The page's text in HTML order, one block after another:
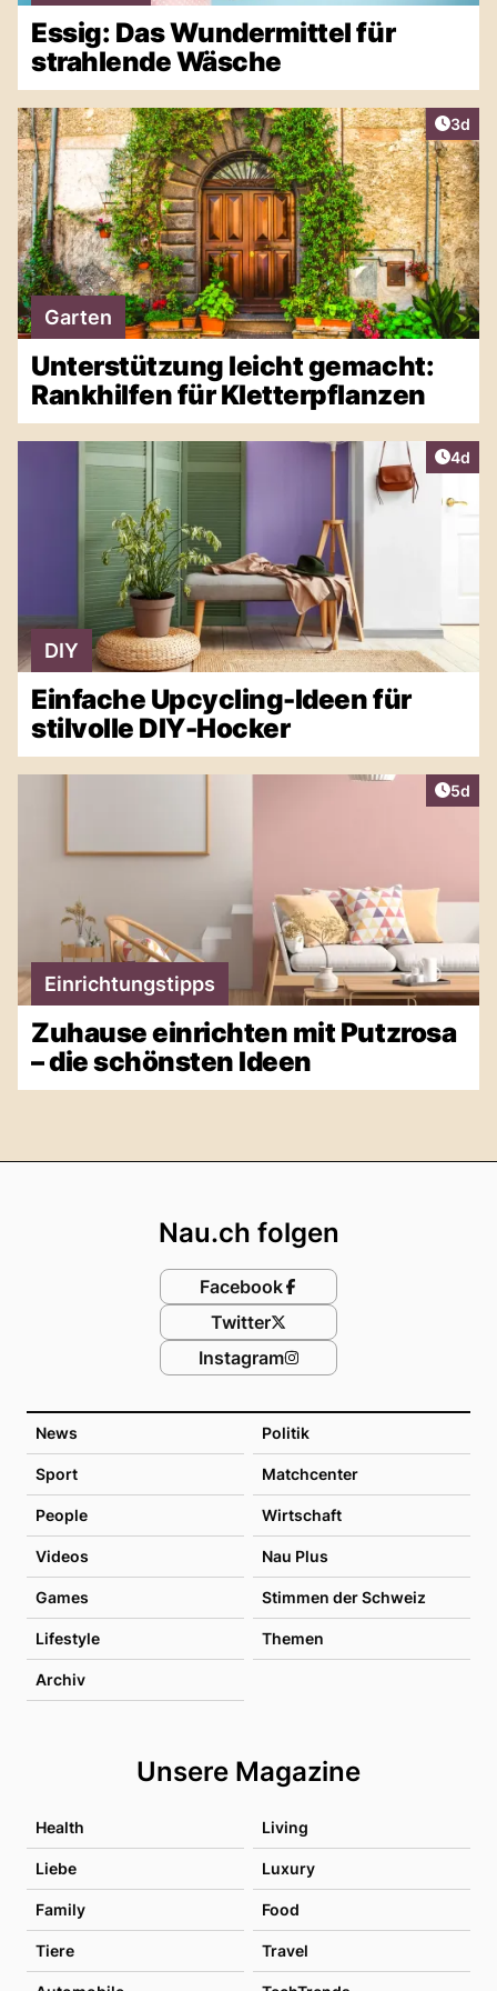
Essig: Das Wundermittel für
strahlende Wäsche
3d
Garten
Unterstützung leicht gemacht:
Rankhilfen für Kletterpflanzen
4d
DIY
Einfache Upcycling-Ideen für
stilvolle DIY-Hocker
5d
Einrichtungstipps
Zuhause einrichten mit Putzrosa
– die schönsten Ideen
News Politik
Sport Matchcenter
People Wirtschaft
Videos Nau Plus
Games Stimmen der Schweiz
Lifestyle Themen
Archiv
Unsere Magazine
Health Living
Liebe Luxury
Family Food
Tiere Travel
Nau.ch folgen
Facebook
Twitter
Instagram